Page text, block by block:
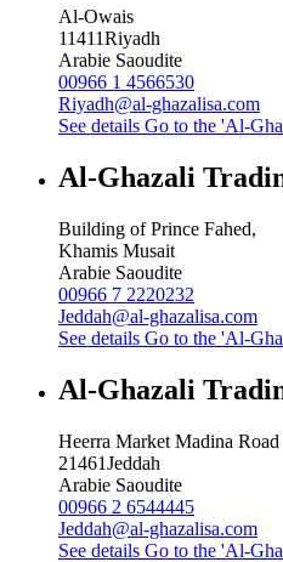
Al-Owais
11411Riyadh
Arabie Saoudite
00966 1 4566530
Riyadh@al-ghazalisa.com
See details Go to the 'Al-
Al-Ghazali
Building of Prince Fahed,
Khamis Musait
Arabie Saoudite
00966 7 2220232
Jeddah@al-ghazalisa.com
See details Go to the 'Al-
Al-Ghazali
Heerra Market Madina Road
21461Jeddah
Arabie Saoudite
00966 2 6544445
Jeddah@al-ghazalisa.com
See details Go to the 'Al-